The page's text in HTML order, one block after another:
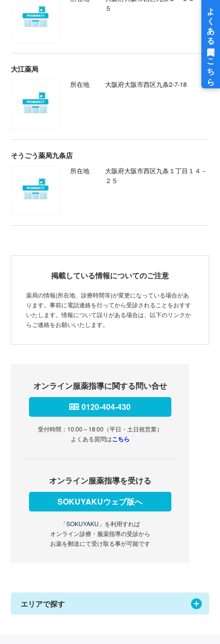
５
大江薬局
所在地 大阪府大阪市西区九条2-7-18
そうごう薬局九条店
所在地
大阪府大阪市西区九条１丁目１４－
２５
掲載している情報についてのご注意
薬局の情報(所在地、診療時間等)が変更になっている場合があ
ります。事前に電話連絡を行ってから受診されることをおすす
いたします。情報について誤りがある場合は、以下のリンクか
らご連絡をお願いいたします。
オンライン服薬指導に関する問い合せ
0120-404-430
受付時間：10:00～18:00（平日・土日祝営業）
よくある質問はこちら
オンライン服薬指導を受ける
SOKUYAKUウェブ版へ
「SOKUYAKU」 を利用すれば
オンライン診療・服薬指導の受診から
お薬を郵送にて受け取る事が可能です
エリアで探す